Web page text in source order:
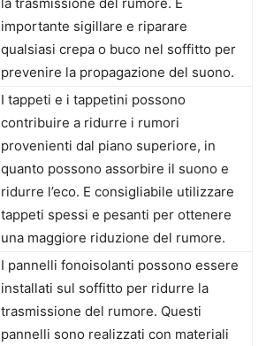
importante sigillare e riparare
qualsiasi crepa o buco nel soffitto per
prevenire la propagazione del suono.
I tappeti e i tappetini possono
contribuire a ridurre i rumori
provenienti dal piano superiore, in
quanto possono assorbire il suono e
ridurre l’eco. E consigliabile utilizzare
tappeti spessi e pesanti per ottenere
una maggiore riduzione del rumore.
I pannelli fonoisolanti possono essere
installati sul soffitto per ridurre la
trasmissione del rumore. Questi
pannelli sono realizzati con materiali